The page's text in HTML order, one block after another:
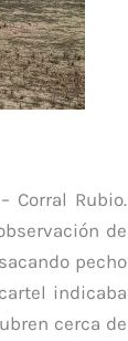
Corral Rubio.
de
pecho
indicaba
cerca de